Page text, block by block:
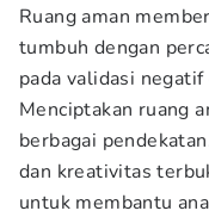
Ruang aman
tumbuh dengan
pada validasi
Menciptakan ruang
berbagai
dan kreativitas
untuk membantu